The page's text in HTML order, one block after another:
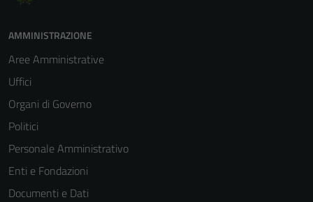
AMMINISTRAZIONE
Aree Amministrative
Uffici
Organi di Governo
Politici
Personale Amministrativo
Enti e Fondazioni
Documenti e Dati